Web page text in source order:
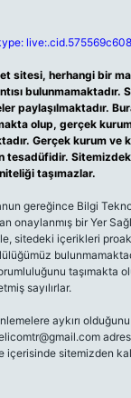
sitesi, herhangi bir
bulunmamaktadır.
paylaşılmaktadır.
olup, gerçek
Gerçek kurum ve
tesadüfidir.
taşımazlar.
gereğince Bilgi
onaylanmış bir Yer
sitedeki içerikleri
taşımakta
sayılırlar.
aykırı
sitemizden